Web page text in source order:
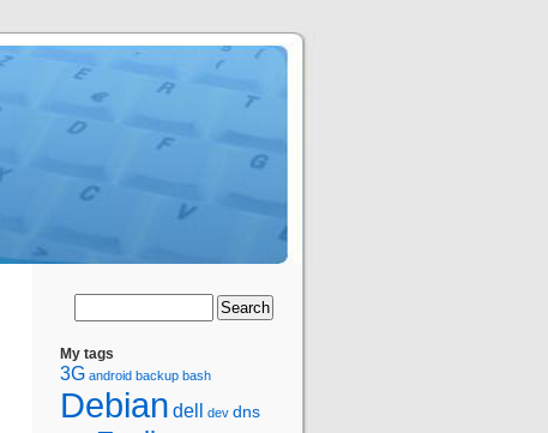
My tags
3G android backup bash
Debian dell dev dns